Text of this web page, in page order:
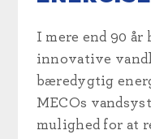
I mere end 90 år
innovative
bæredygtig
MECOs
mulighed for at